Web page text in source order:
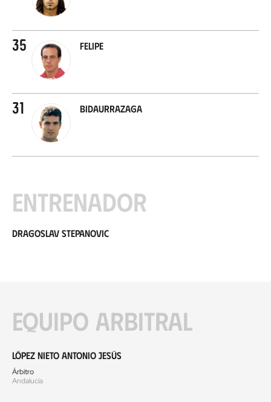
35 Felipe
31 Bidaurrazaga
Entrenador
Dragoslav Stepanovic
Equipo arbitral
López Nieto Antonio Jesús
Árbitro
Andalucía